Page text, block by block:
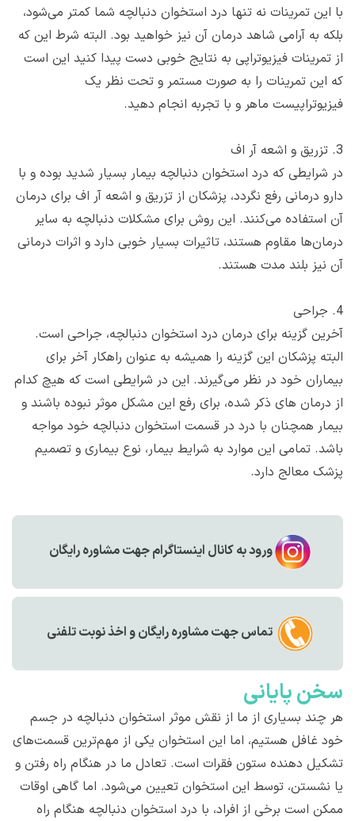
با این تمرینات نه تنها درد استخوان دنبالچه شما کمتر می‌شود،
بلکه به آرامی شاهد درمان آن نیز خواهید بود. البته شرط این که
از تمرینات فیزیوتراپی به نتایج خوبی دست پیدا کنید این است
که این تمرینات را به صورت مستمر و تحت نظر یک
فیزیوتراپیست ماهر و با تجربه انجام دهید.
3. تزریق و اشعه آر اف
در شرایطی که درد استخوان دنبالچه بیمار بسیار شدید بوده و با
دارو درمانی رفع نگردد، پزشکان از تزریق و اشعه آر اف برای درمان
آن استفاده می‌کنند. این روش برای مشکلات دنبالچه به سایر
درمان‌ها مقاوم هستند، تاثیرات بسیار خوبی دارد و اثرات درمانی
آن نیز بلند مدت هستند.
4. جراحی
آخرین گزینه برای درمان درد استخوان دنبالچه، جراحی است.
البته پزشکان این گزینه را همیشه به عنوان راهکار آخر برای
بیماران خود در نظر می‌گیرند. این در شرایطی است که هیچ کدام
از درمان های ذکر شده، برای رفع این مشکل موثر نبوده باشند و
بیمار همچنان با درد در قسمت استخوان دنبالچه خود مواجه
باشد. تمامی این موارد به شرایط بیمار، نوع بیماری و تصمیم
پزشک معالج دارد.
ورود به کانال اینستاگرام جهت مشاوره رایگان
تماس جهت مشاوره رايگان و اخذ نوبت تلفنی
سخن پایانی
هر چند بسیاری از ما از نقش موثر استخوان دنبالچه در جسم
خود غافل هستیم، اما این استخوان یکی از مهم‌ترین قسمت‌های
تشکیل دهنده ستون فقرات است. تعادل ما در هنگام راه رفتن و
یا نشستن، توسط این استخوان تعیین می‌شود. اما گاهی اوقات
ممکن است برخی از افراد، با درد استخوان دنبالچه هنگام راه